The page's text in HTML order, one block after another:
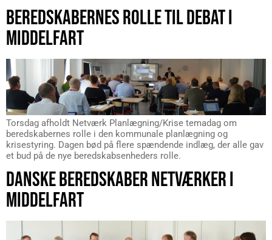
BEREDSKABERNES ROLLE TIL DEBAT I
MIDDELFART
Torsdag afholdt Netværk Planlægning/Krise temadag om
beredskabernes rolle i den kommunale planlægning og
krisestyring. Dagen bød på flere spændende indlæg, der alle gav
et bud på de nye beredskabsenheders rolle.
DANSKE BEREDSKABER NETVÆRKER I
MIDDELFART